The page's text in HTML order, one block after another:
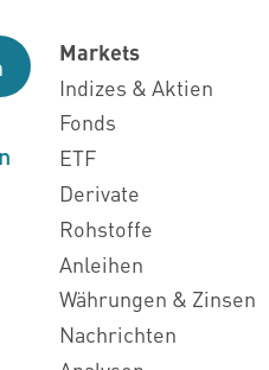
Markets
Indizes & Aktien
Fonds
ETF
Derivate
Rohstoffe
Anleihen
Währungen & Zinsen
Nachrichten